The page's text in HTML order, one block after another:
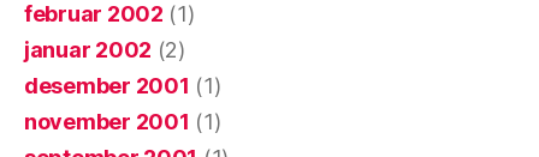
februar 2002 (1)
januar 2002 (2)
desember 2001 (1)
november 2001 (1)